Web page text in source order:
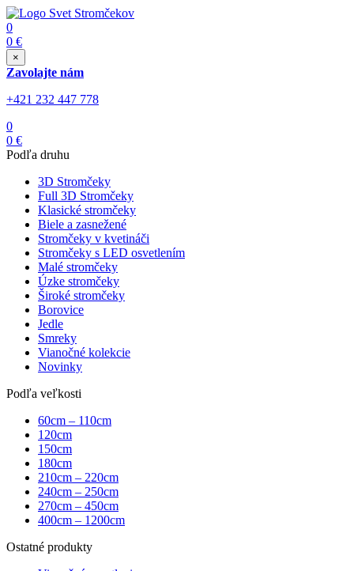
0
0 €
×
Zavolajte nám
+421 232 447 778
0
0 €
Podľa druhu
3D Stromčeky
Full 3D Stromčeky
Klasické stromčeky
Biele a zasnežené
Stromčeky v kvetináči
Stromčeky s LED osvetlením
Malé stromčeky
Úzke stromčeky
Široké stromčeky
Borovice
Jedle
Smreky
Vianočné kolekcie
Novinky
Podľa veľkosti
60cm – 110cm
120cm
150cm
180cm
210cm – 220cm
240cm – 250cm
270cm – 450cm
400cm – 1200cm
Ostatné produkty